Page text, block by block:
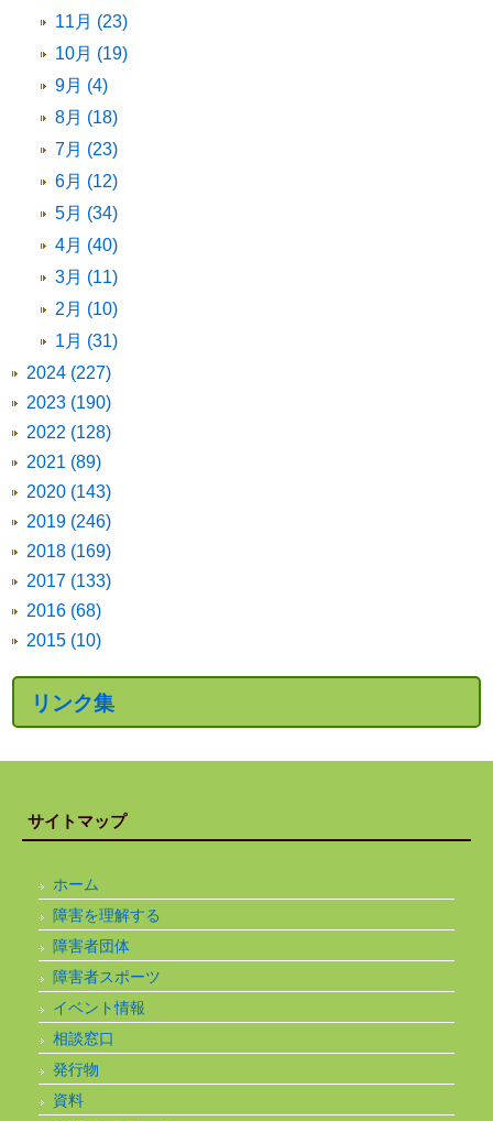
11月 (23)
10月 (19)
9月 (4)
8月 (18)
7月 (23)
6月 (12)
5月 (34)
4月 (40)
3月 (11)
2月 (10)
1月 (31)
2024 (227)
2023 (190)
2022 (128)
2021 (89)
2020 (143)
2019 (246)
2018 (169)
2017 (133)
2016 (68)
2015 (10)
リンク集
サイトマップ
ホーム
障害を理解する
障害者団体
障害者スポーツ
イベント情報
相談窓口
発行物
資料